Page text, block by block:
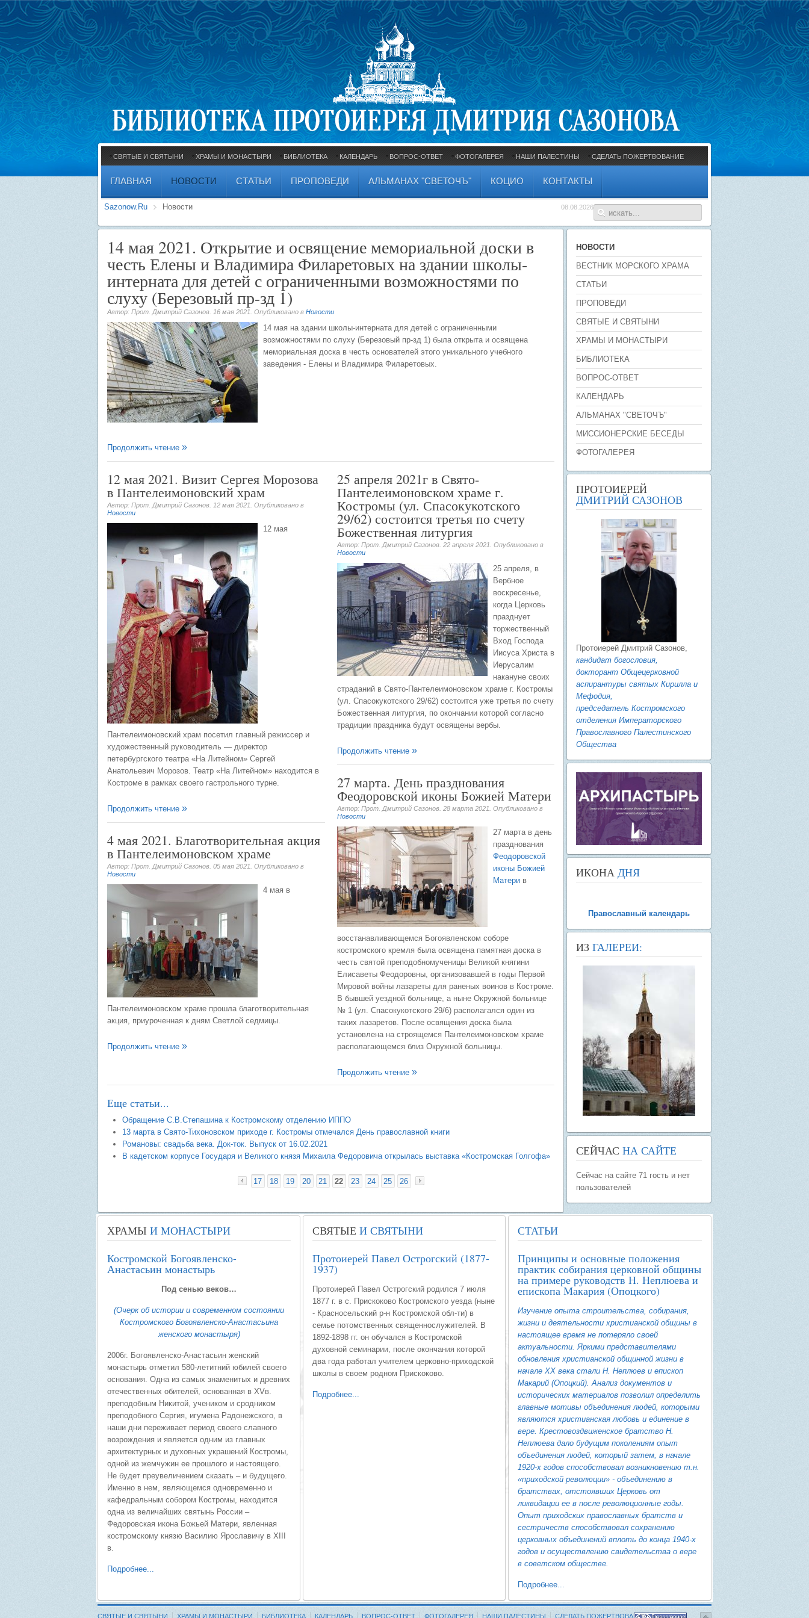
СВЯТЫЕ И СВЯТЫНИ ХРАМЫ И МОНАСТЫРИ БИБЛИОТЕКА КАЛЕНДАРЬ ВОПРОС-ОТВЕТ ФОТОГАЛЕРЕЯ НАШИ ПАЛЕСТИНЫ СДЕЛАТЬ ПОЖЕРТВОВАНИЕ
ГЛАВНАЯ НОВОСТИ СТАТЬИ ПРОПОВЕДИ АЛЬМАНАХ "СВЕТОЧЪ" КОЦИО КОНТАКТЫ
08.08.2026
Sazonow.Ru Новости
14 мая 2021. Открытие и освящение мемориальной доски в
честь Елены и Владимира Филаретовых на здании школы-
интерната для детей с ограниченными возможностями по
слуху (Березовый пр-зд 1)
Автор: Прот. Дмитрий Сазонов. 16 мая 2021 . Опубликовано в Новости
14 мая на здании школы-интерната для детей с ограниченными
возможностями по слуху (Березовый пр-зд 1) была открыта и освящена
мемориальная доска в честь основателей этого уникального учебного
заведения - Елены и Владимира Филаретовых.
Продолжить чтение
12 мая 2021. Визит Сергея Морозова
в Пантелеимоновский храм
Автор: Прот. Дмитрий Сазонов. 12 мая 2021 . Опубликовано в
Новости
12 мая
Пантелеимоновский храм посетил главный режиссер и
художественный руководитель — директор
петербургского театра «На Литейном» Сергей
Анатольевич Морозов. Театр «На Литейном» находится в
Костроме в рамках своего гастрольного турне.
Продолжить чтение
4 мая 2021. Благотворительная акция
в Пантелеимоновском храме
Автор: Прот. Дмитрий Сазонов. 05 мая 2021 . Опубликовано в
Новости
4 мая в
Пантелеимоновском храме прошла благотворительная
акция, приуроченная к дням Светлой седмицы.
Продолжить чтение
25 апреля 2021г в Свято-
Пантелеимоновском храме г.
Костромы (ул. Спасокукотского
29/62) состоится третья по счету
Божественная литургия
Автор: Прот. Дмитрий Сазонов. 22 апреля 2021 . Опубликовано в
Новости
25 апреля, в
Вербное
воскресенье,
когда Церковь
празднует
торжественный
Вход Господа
Иисуса Христа в
Иерусалим
накануне своих
страданий в Свято-Пантелеимоновском храме г. Костромы
(ул. Спасокукотского 29/62) состоится уже третья по счету
Божественная литургия, по окончании которой согласно
традиции праздника будут освящены вербы.
Продолжить чтение
27 марта. День празднования
Феодоровской иконы Божией Матери
Автор: Прот. Дмитрий Сазонов. 28 марта 2021 . Опубликовано в
Новости
27 марта в день
празднования
Феодоровской
иконы Божией
Материв
восстанавливающемся Богоявленском соборе
костромского кремля была освящена памятная доска в
честь святой преподобномученицы Великой княгини
Елисаветы Феодоровны, организовавшей в годы Первой
Мировой войны лазареты для раненых воинов в Костроме.
В бывшей уездной больнице, а ныне Окружной больнице
№ 1 (ул. Спасокукотского 29/6) располагался один из
таких лазаретов. После освящения доска была
установлена на строящемся Пантелеимоновском храме
располагающемся близ Окружной больницы.
Продолжить чтение
Еще статьи...
Обращение С.В.Степашина к Костромскому отделению ИППО
13 марта в Свято-Тихоновском приходе г. Костромы отмечался День православной книги
Романовы: свадьба века. Док-ток. Выпуск от 16.02.2021
В кадетском корпусе Государя и Великого князя Михаила Федоровича открылась выставка «Костромская Голгофа»
«
17 18 19 20 21 22 23 24 25 26
НОВОСТИ
ВЕСТНИК МОРСКОГО ХРАМА
СТАТЬИ
ПРОПОВЕДИ
СВЯТЫЕ И СВЯТЫНИ
ХРАМЫ И МОНАСТЫРИ
БИБЛИОТЕКА
ВОПРОС-ОТВЕТ
КАЛЕНДАРЬ
АЛЬМАНАХ "СВЕТОЧЪ"
МИССИОНЕРСКИЕ БЕСЕДЫ
ФОТОГАЛЕРЕЯ
ПРОТОИЕРЕЙ
ДМИТРИЙ САЗОНОВ
Протоиерей Дмитрий Сазонов,
кандидат богословия,
докторант Общецерковной
аспирантуры святых Кирилла и
Мефодия,
председатель Костромского
отделения Императорского
Православного Палестинского
Общества
ИКОНА ДНЯ
Православный календарь
ИЗ ГАЛЕРЕИ:
СЕЙЧАС НА САЙТЕ
Сейчас на сайте 71 гость и нет
пользователей
ХРАМЫ И МОНАСТЫРИ
Костромской Богоявленско-
Анастасьин монастырь
Под сенью веков…
(Очерк об истории и современном состоянии
Костромского Богоявленско-Анастасьина
женского монастыря)
2006г. Богоявленско-Анастасьин женский
монастырь отметил 580-летитний юбилей своего
основания. Одна из самых знаменитых и древних
отечественных обителей, основанная в XVв.
преподобным Никитой, учеником и сродником
преподобного Сергия, игумена Радонежского, в
наши дни переживает период своего славного
возрождения и является одним из главных
архитектурных и духовных украшений Костромы,
одной из жемчужин ее прошлого и настоящего.
Не будет преувеличением сказать – и будущего.
Именно в нем, являющемся одновременно и
кафедральным собором Костромы, находится
одна из величайших святынь России –
Федоровская икона Божьей Матери, явленная
костромскому князю Василию Ярославичу в XIII
в.
Подробнее...
СВЯТЫЕ И СВЯТЫНИ
Протоиерей Павел Острогский (1877-
1937)
Протоиерей Павел Острогский родился 7 июля
1877 г. в с. Прискоково Костромского уезда (ныне
- Красносельский р-н Костромской обл-ти) в
семье потомственных священнослужителей. В
1892-1898 гг. он обучался в Костромской
духовной семинарии, после окончания которой
два года работал учителем церковно-приходской
школы в своем родном Прискоково.
Подробнее...
СТАТЬИ
Принципы и основные положения
практик собирания церковной общины
на примере руководств Н. Неплюева и
епископа Макария (Опоцкого)
Изучение опыта строительства, собирания,
жизни и деятельности христианской общины в
настоящее время не потеряло своей
актуальности. Яркими представителями
обновления христианской общинной жизни в
начале ХХ века стали Н. Неплюев и епископ
Макарий (Опоцкий). Анализ документов и
исторических материалов позволил определить
главные мотивы объединения людей, которыми
являются христианская любовь и единение в
вере. Крестовоздвиженское братство Н.
Неплюева дало будущим поколениям опыт
объединения людей, который затем, в начале
1920-х годов способствовал возникновению т.н.
«приходской революции» - объединению в
братствах, отстоявших Церковь от
ликвидации ее в после революционные годы.
Опыт приходских православных братств и
сестричеств способствовал сохранению
церковных объединений вплоть до конца 1940-х
годов и осуществлению свидетельства о вере
в советском обществе.
Подробнее...
СВЯТЫЕ И СВЯТЫНИ ХРАМЫ И МОНАСТЫРИ БИБЛИОТЕКА КАЛЕНДАРЬ ВОПРОС-ОТВЕТ ФОТОГАЛЕРЕЯ НАШИ ПАЛЕСТИНЫ СДЕЛАТЬ ПОЖЕРТВОВАНИЕ